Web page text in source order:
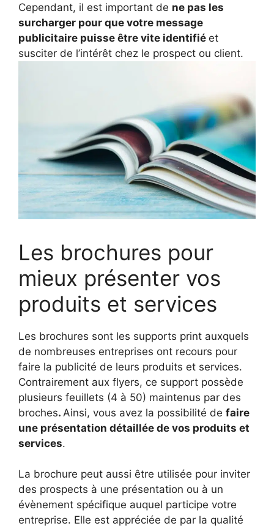
Cependant, il est important de ne pas les
surcharger pour que votre message
publicitaire puisse être vite identifié et
susciter de l’intérêt chez le prospect ou client.
Les brochures pour
mieux présenter vos
produits et services
Les brochures sont les supports print auxquels
de nombreuses entreprises ont recours pour
faire la publicité de leurs produits et services.
Contrairement aux flyers, ce support possède
plusieurs feuillets (4 à 50) maintenus par des
broches. Ainsi, vous avez la possibilité de faire
une présentation détaillée de vos produits et
services.
La brochure peut aussi être utilisée pour inviter
des prospects à une présentation ou à un
évènement spécifique auquel participe votre
entreprise. Elle est appréciée de par la qualité